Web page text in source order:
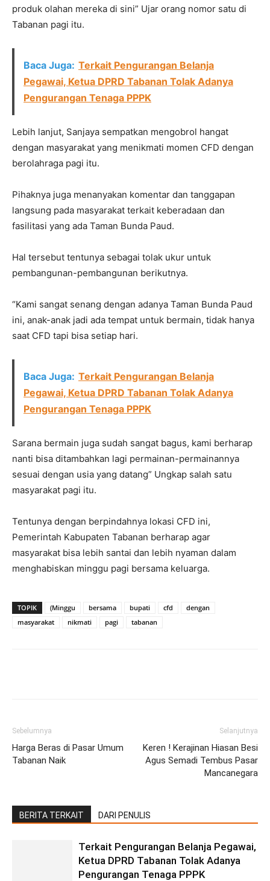
produk olahan mereka di sini” Ujar orang nomor satu di
Tabanan pagi itu.
Baca Juga: Terkait Pengurangan Belanja
Pegawai, Ketua DPRD Tabanan Tolak Adanya
Pengurangan Tenaga PPPK
Lebih lanjut, Sanjaya sempatkan mengobrol hangat
dengan masyarakat yang menikmati momen CFD dengan
berolahraga pagi itu.
Pihaknya juga menanyakan komentar dan tanggapan
langsung pada masyarakat terkait keberadaan dan
fasilitasi yang ada Taman Bunda Paud.
Hal tersebut tentunya sebagai tolak ukur untuk
pembangunan-pembangunan berikutnya.
“Kami sangat senang dengan adanya Taman Bunda Paud
ini, anak-anak jadi ada tempat untuk bermain, tidak hanya
saat CFD tapi bisa setiap hari.
Baca Juga: Terkait Pengurangan Belanja
Pegawai, Ketua DPRD Tabanan Tolak Adanya
Pengurangan Tenaga PPPK
Sarana bermain juga sudah sangat bagus, kami berharap
nanti bisa ditambahkan lagi permainan-permainannya
sesuai dengan usia yang datang” Ungkap salah satu
masyarakat pagi itu.
Tentunya dengan berpindahnya lokasi CFD ini,
Pemerintah Kabupaten Tabanan berharap agar
masyarakat bisa lebih santai dan lebih nyaman dalam
menghabiskan minggu pagi bersama keluarga.
TOPIK (Minggu bersama bupati cfd
dengan
masyarakat
nikmati pagi tabanan
Sebelumnya
Harga Beras di Pasar Umum
Tabanan Naik
Selanjutnya
Keren ! Kerajinan Hiasan Besi
Agus Semadi Tembus Pasar
Mancanegara
BERITA TERKAIT DARI PENULIS
Terkait Pengurangan Belanja Pegawai,
Ketua DPRD Tabanan Tolak Adanya
Pengurangan Tenaga PPPK